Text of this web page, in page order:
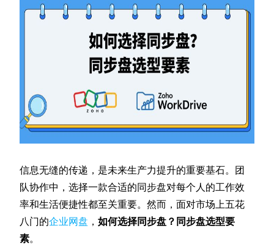
信息无缝的传递，是未来生产力提升的重要基石。团
队协作中，选择一款合适的同步盘对每个人的工作效
率和生活便捷性都至关重要。然而，面对市场上五花
八门的企业网盘 ，如何选择同步盘？同步盘选型要
素。